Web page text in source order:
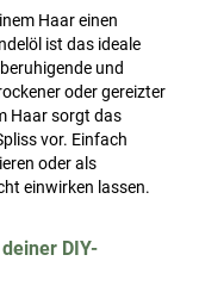
Haar einen
ist das ideale
und
oder gereizter
Haar sorgt das
vor. Einfach
oder als
einwirken lassen.
DIY-